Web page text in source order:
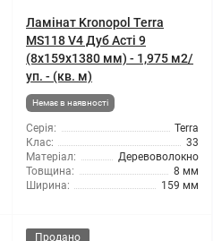
Ламінат Kronopol Terra
MS118 V4 Дуб Асті 9
(8x159x1380 мм) - 1,975 м2/
уп. - (кв. м)
Немає в наявності
Серія:
Terra
Клас:
33
Матеріал:
Деревоволокно
Товщина:
8 мм
Ширина:
159 мм
Продано